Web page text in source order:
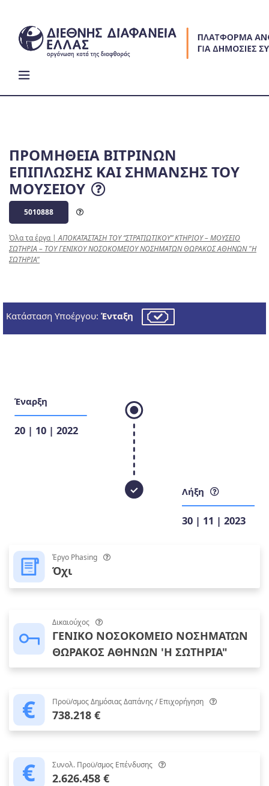
content
ΠΡΟΜΗΘΕΙΑ ΒΙΤΡΙΝΩΝ
ΕΠΙΠΛΩΣΗΣ ΚΑΙ ΣΗΜΑΝΣΗΣ ΤΟΥ
ΜΟΥΣΕΙΟΥ
5010888
Όλα τα έργα|ΑΠΟΚΑΤΑΣΤΑΣΗ ΤΟΥ “ΣΤΡΑΤΙΩΤΙΚΟΥ” ΚΤΗΡΙΟΥ – ΜΟΥΣΕΙΟ
ΣΩΤΗΡΙΑ – ΤΟΥ ΓΕΝΙΚΟΥ ΝΟΣΟΚΟΜΕΙΟΥ ΝΟΣΗΜΑΤΩΝ ΘΩΡΑΚΟΣ ΑΘΗΝΩΝ "Η
ΣΩΤΗΡΙΑ"
Κατάσταση Υποέργου: Ένταξη
Έναρξη
20 | 10 | 2022
Λήξη
30 | 11 | 2023
Έργο Phasing
Όχι
Δικαιούχος
ΓΕΝΙΚΟ ΝΟΣΟΚΟΜΕΙΟ ΝΟΣΗΜΑΤΩΝ
ΘΩΡΑΚΟΣ ΑΘΗΝΩΝ 'Η ΣΩΤΗΡΙΑ"
Προϋ/σμος Δημόσιας Δαπάνης / Επιχορήγηση
738.218 €
Συνολ. Προϋ/σμος Επένδυσης
2.626.458 €